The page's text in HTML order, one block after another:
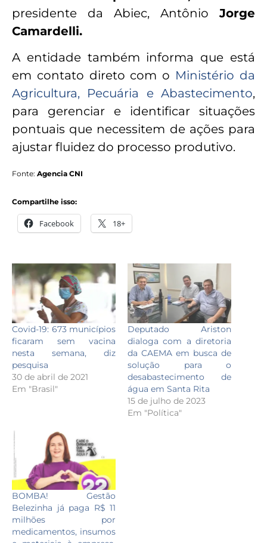
presidente da Abiec, AntônioJorge
Camardelli.
A entidade também informa que está
em contato direto com o Ministério da
Agricultura, Pecuária e Abastecimento,
para gerenciar e identificar situações
pontuais que necessitem de ações para
ajustar fluidez do processo produtivo.
Fonte: Agencia CNI
Compartilhe isso:
Facebook 18+
Covid-19: 673 municípios
ficaram sem vacina
nesta semana, diz
pesquisa
30 de abril de 2021
Em "Brasil"
Deputado Ariston
dialoga com a diretoria
da CAEMA em busca de
solução para o
desabastecimento de
água em Santa Rita
15 de julho de 2023
Em "Política"
BOMBA! Gestão
Belezinha já paga R$ 11
milhões por
medicamentos, insumos